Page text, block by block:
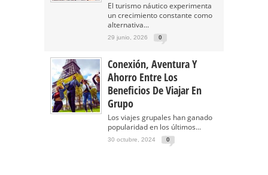
El turismo náutico experimenta
un crecimiento constante como
alternativa...
29 junio, 2026 0
Conexión, Aventura Y
Ahorro Entre Los
Beneficios De Viajar En
Grupo
Los viajes grupales han ganado
popularidad en los últimos...
30 octubre, 2024 0